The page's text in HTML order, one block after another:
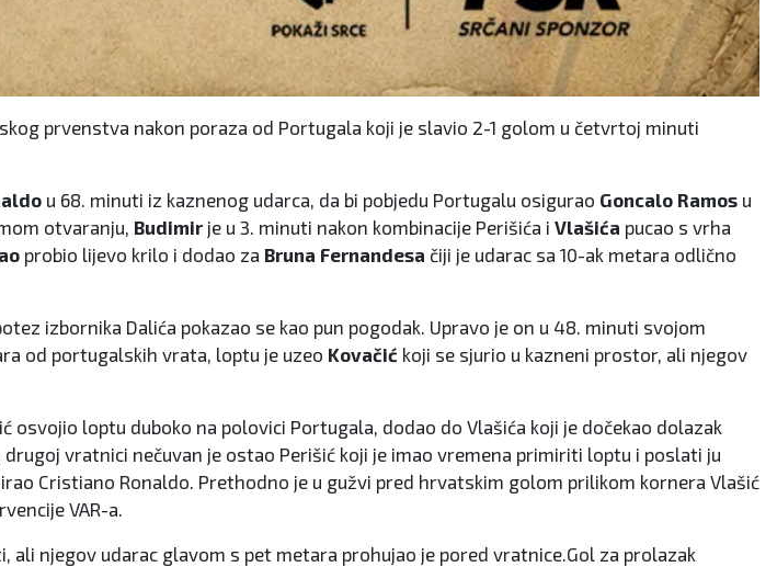
prvenstva nakon poraza od Portugala koji je slavio 2-1 golom u četvrtoj minuti
u 68. minuti iz kaznenog udarca, da bi pobjedu Portugalu osigurao Goncalo Ramos u
otvaranju, Budimir je u 3. minuti nakon kombinacije Perišića i Vlašića pucao s vrha
probio lijevo krilo i dodao za Bruna Fernandesa čiji je udarac sa 10-ak metara odlično
izbornika Dalića pokazao se kao pun pogodak. Upravo je on u 48. minuti svojom
od portugalskih vrata, loptu je uzeo Kovačić koji se sjurio u kazneni prostor, ali njegov
loptu duboko na polovici Portugala, dodao do Vlašića koji je dočekao dolazak
vratnici nečuvan je ostao Perišić koji je imao vremena primiriti loptu i poslati ju
Cristiano Ronaldo. Prethodno je u gužvi pred hrvatskim golom prilikom kornera Vlašić
VAR-a.
njegov udarac glavom s pet metara prohujao je pored vratnice.Gol za prolazak